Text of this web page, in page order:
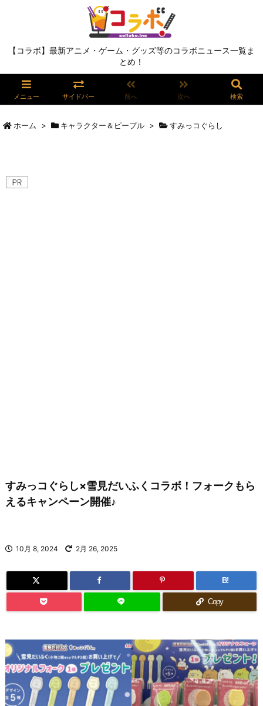
【コラボ】最新アニメ・ゲーム・グッズ等のコラボニュース一覧ま
とめ！
メニュー サイドバー 前へ 次へ 検索
ホーム > キャラクター＆ピープル > すみっコぐらし
すみっコぐらし×雪見だいふくコラボ！フォークもら
えるキャンペーン開催♪
10月 8, 2024 2月 26, 2025
B!
Copy